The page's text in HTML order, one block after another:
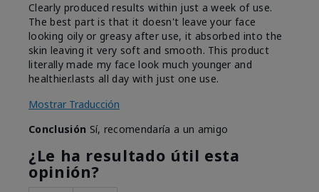
Clearly produced results within just a week of use.
The best part is that it doesn't leave your face
looking oily or greasy after use, it absorbed into the
skin leaving it very soft and smooth. This product
literally made my face look much younger and
healthier.lasts all day with just one use.
Mostrar Traducción
Conclusión Sí, recomendaría a un amigo
¿Le ha resultado útil esta
opinión?